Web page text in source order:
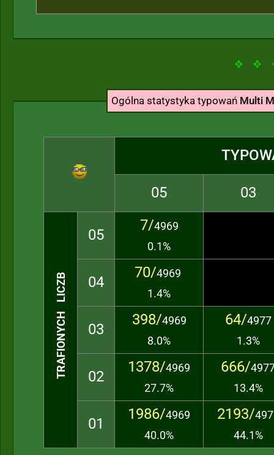
Ogólna statystyka typowań Multi
05 03
TRAFIONYCH LICZB
05
7/4969
0.1%
04
70/4969
1.4%
03
398/4969
8.0%
64/4977
1.3%
02
1378/4969
27.7%
666/
13.4%
01
1986/4969
40.0%
2193/
44.1%